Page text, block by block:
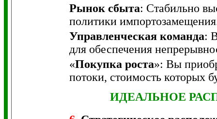
Рынок сбыта: Стабильно
политики
Управленческая команда:
для обеспечения
«Покупка роста»: Вы
потоки, стоимость которых
ИДЕАЛЬНОЕ